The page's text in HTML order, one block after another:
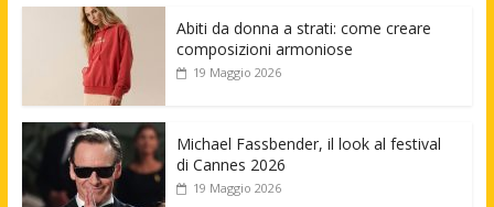
Abiti da donna a strati: come creare
composizioni armoniose
19 Maggio 2026
Michael Fassbender, il look al festival
di Cannes 2026
19 Maggio 2026